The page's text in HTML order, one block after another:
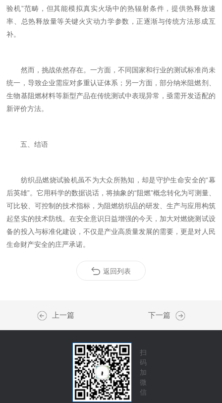
验机”范畴，但其能模拟真实火场中的热辐射条件，提供热释放速
率、总热释放量等关键火灾动力学参数，正逐渐与传统方法形成互
补。
然而，挑战依然存在。一方面，不同国家和行业的测试标准尚未
统一，导致企业需应对多重认证体系；另一方面，部分纳米阻燃剂、
生物基阻燃材料等新型产品在传统测试中表现异常，亟需开发适配的
新评价方法。
五、结语
纺织品燃烧试验机虽不为大众所熟知，却是守护生命安全的“幕
后英雄”。它用科学的数据说话，将抽象的“阻燃”概念转化为可测量、
可比较、可控制的技术指标，为阻燃纺织品的研发、生产与应用构筑
起坚实的技术防线。在安全意识日益增强的今天，加大对燃烧测试设
备的投入与标准化建设，不仅是产业高质量发展的需要，更是对人民
生命财产安全的庄严承诺。
返回列表
上一篇 下一篇
扫
码
加
微
信